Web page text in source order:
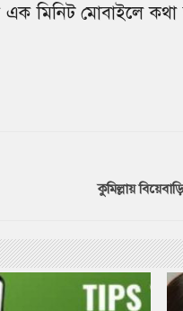
এক মিনিট মোবাইলে
কুমিল্লায়